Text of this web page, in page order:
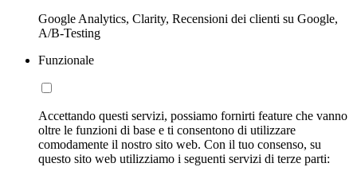
Google Analytics, Clarity, Recensioni dei clienti su Google,
A/B-Testing
Funzionale
Accettando questi servizi, possiamo fornirti feature che vanno
oltre le funzioni di base e ti consentono di utilizzare
comodamente il nostro sito web. Con il tuo consenso, su
questo sito web utilizziamo i seguenti servizi di terze parti: